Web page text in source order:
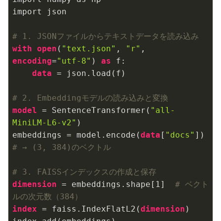
import json
# 1. JSONファイルからテキストデータを読み込み
with open ( "text.json" , "r"
encoding="utf-8" ) as f:
data = json.load(f)
# 2. Embeddingモデルの読み込みと変換
model = SentenceTransformer( "all-
MiniLM-L6-v2" )
embeddings = model.encode(data [ "docs"
# → (3, 384)のベクトル
# 3. FAISSインデックスの作成と保存
dimension = embeddings.shape[ 1] # ベクト
ルの次元数（384）
index = faiss.IndexFlatL2(dimension )